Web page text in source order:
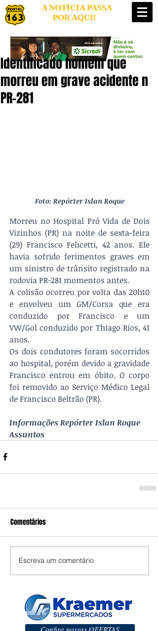
A NOTÍCIA PASSA
POR AQUI!
Identificado homem que
morreu em grave acidente na
PR-281
Foto: Repórter Islan Roque
Morreu no Hospital Pró Vida de Dois
Vizinhos (PR) na noite de sexta-feira
(29) Francisco Felicetti, 42 anos. Ele
havia sofrido ferimentos graves em
um sinistro de trânsito registrado na
rodovia PR-281 momentos antes.
A colisão ocorreu por volta das 20h10
e envolveu um GM/Corsa que era
conduzido por Francisco e um
VW/Gol conduzido por Thiago Rios, 41
anos.
Os dois condutores foram socorridos
ao hospital, porém devido a gravidade
Francisco entrou em óbito. O corpo
foi removido ao Serviço Médico Legal
de Francisco Beltrão (PR).
Informações Repórter Islan Roque
Assuntos
Comentários
Escreva um comentário
Confira nossas OFERTAS